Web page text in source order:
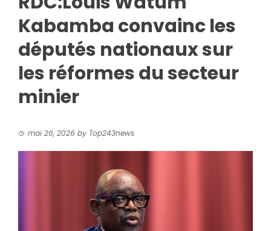
Kabamba convainc les
députés nationaux sur
les réformes du secteur
minier
mai 26, 2026 by Top243news